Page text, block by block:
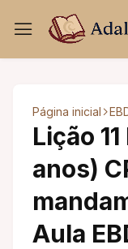
Página inicial
Lição
anos)
Aula